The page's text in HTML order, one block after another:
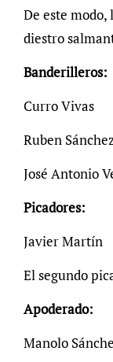
De este
diestro
Banderilleros:
Curro Vivas
Ruben
José Antonio
Picadores:
Javier Martín
El segundo
Apoderado:
Manolo